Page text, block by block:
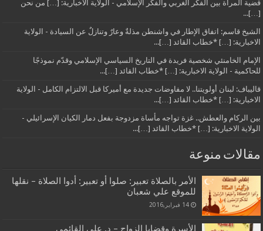
قضية المرأة بين الفكر الغربي والفكر الإسلامي - الولاية الاخبارية: […] من نحن
[…]...
الشيخ قاسم: اتفاق الإطار في واشنطن مذلةٌ وعارٌ وتنازلٌ عن السيادة - الولاية
الاخبارية: […] *خطاب القائد […]...
الإمام الخامنئي شخصية فريدة في التاريخ السياسي الإسلامي وقدّم نموذجًا
للحاكمية - الولاية الاخبارية: […] *خطاب القائد […]...
قاليباف: لبنان أولويتنا.. لا مفاوضات جديدة مع أميركا قبل الالتزام الكامل - الولاية
الاخبارية: […] *خطاب القائد […]...
بين الركام والعطش.. غزة تواجه مأساة مزدوجة بفعل دمار الكيان الإسرائيلي -
الولاية الاخبارية: […] *خطاب القائد […]...
مقالات منوعة
الأمر بالصلاة تعبير: صلوا أو تعبير: أدوا الصلاة – نقلها
للموقع علي شعبان
14 فبراير,2016
الأسرة وقضايا الزواج – د. علي القائمي